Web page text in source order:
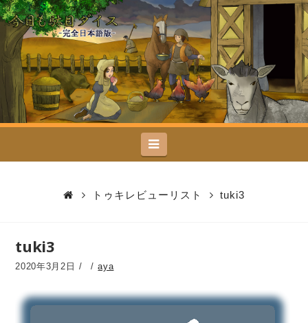
今
日
も
駄
目
イ
ス
Navigation
トゥキレビューリスト tuki3
tuki3
2020年3月2日 aya